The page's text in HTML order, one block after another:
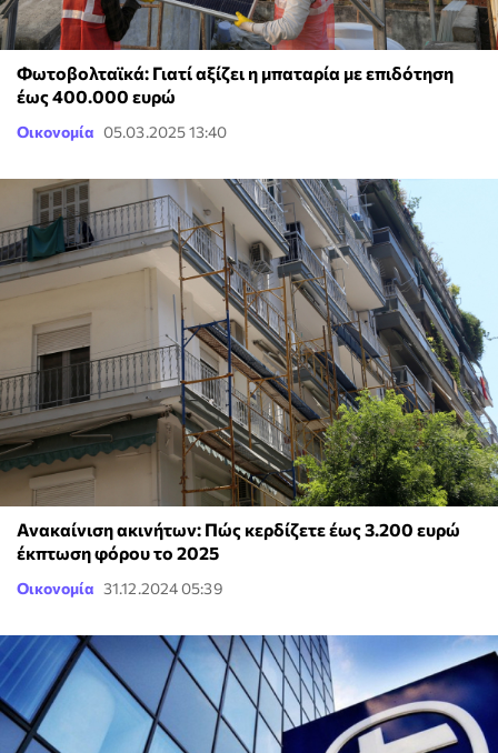
Φωτοβολταϊκά: Γιατί αξίζει η μπαταρία με επιδότηση
έως 400.000 ευρώ
Οικονομία 05.03.2025 13:40
Ανακαίνιση ακινήτων: Πώς κερδίζετε έως 3.200 ευρώ
έκπτωση φόρου το 2025
Οικονομία 31.12.2024 05:39